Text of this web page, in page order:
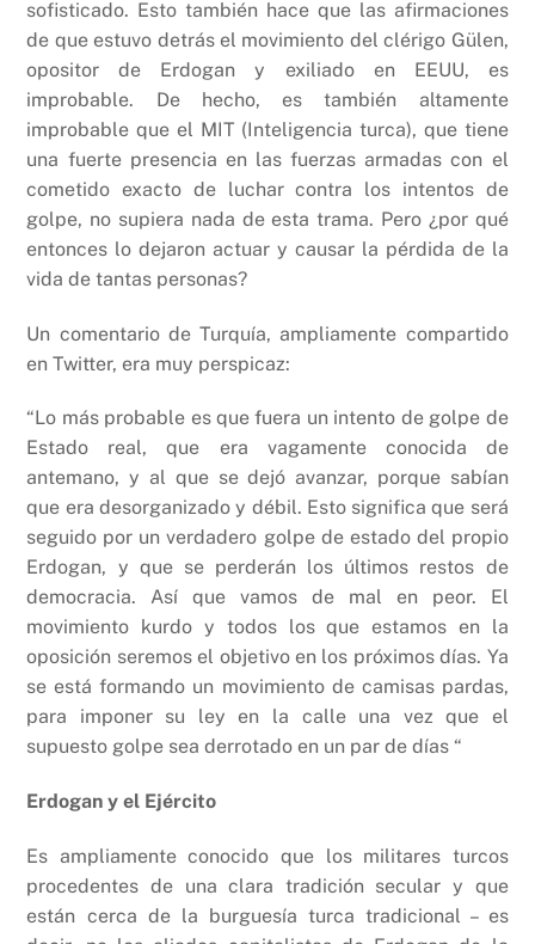
sofisticado. Esto también hace que las afirmaciones
de que estuvo detrás el movimiento del clérigo Gülen,
opositor de Erdogan y exiliado en EEUU, es
improbable. De hecho, es también altamente
improbable que el MIT (Inteligencia turca), que tiene
una fuerte presencia en las fuerzas armadas con el
cometido exacto de luchar contra los intentos de
golpe, no supiera nada de esta trama. Pero ¿por qué
entonces lo dejaron actuar y causar la pérdida de la
vida de tantas personas?
Un comentario de Turquía, ampliamente compartido
en Twitter, era muy perspicaz:
“Lo más probable es que fuera un intento de golpe de
Estado real, que era vagamente conocida de
antemano, y al que se dejó avanzar, porque sabían
que era desorganizado y débil. Esto significa que será
seguido por un verdadero golpe de estado del propio
Erdogan, y que se perderán los últimos restos de
democracia. Así que vamos de mal en peor. El
movimiento kurdo y todos los que estamos en la
oposición seremos el objetivo en los próximos días. Ya
se está formando un movimiento de camisas pardas,
para imponer su ley en la calle una vez que el
supuesto golpe sea derrotado en un par de días “
Erdogan y el Ejército
Es ampliamente conocido que los militares turcos
procedentes de una clara tradición secular y que
están cerca de la burguesía turca tradicional – es